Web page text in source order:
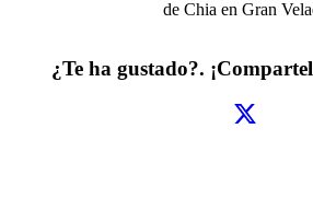
de Chia en Gran
¿Te ha gustado?.